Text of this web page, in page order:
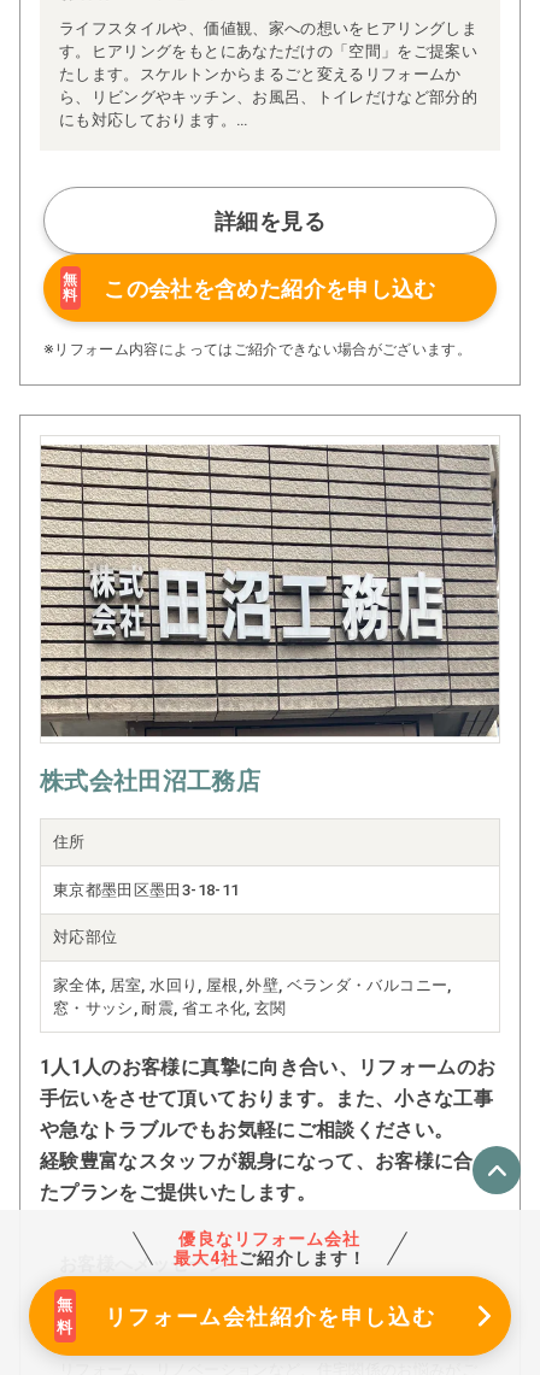
ライフスタイルや、価値観、家への想いをヒアリングしま
す。ヒアリングをもとにあなただけの「空間」をご提案い
たします。スケルトンからまるごと変えるリフォームか
ら、リビングやキッチン、お風呂、トイレだけなど部分的
にも対応しております。
をつくります。
また家のことだけでなく素敵な庭を提供できるのもウメッ
クスの強みです。家族みんなが安心して暮らせる家。そん
な当たり前のことを真剣に考えて家創りをしています。
『家族を守れぬ家は家ではない』それをウメックスホーム
自慢の職人1人1人が使命を持ち安心・安全の家を創ってお
ります。
ウメックスホームの家は凶器にはなりません！
詳細を見る
無
料
この会社を含めた紹介を申し込む
※リフォーム内容によってはご紹介できない場合がございます。
株式会社田沼工務店
住所
東京都墨田区墨田3-18-11
対応部位
家全体, 居室, 水回り, 屋根, 外壁, ベランダ・バルコニー,
窓・サッシ, 耐震, 省エネ化, 玄関
1人1人のお客様に真摯に向き合い、リフォームのお
手伝いをさせて頂いております。また、小さな工事
や急なトラブルでもお気軽にご相談ください。
経験豊富なスタッフが親身になって、お客様に合っ
たプランをご提供いたします。
お客様へメッセージ
はじめまして、田沼工務店と申します。
数あるリフォーム会社の中から、ご覧いただきありがとう
ございます。
優良なリフォーム会社
最大4社ご紹介します！
リフォーム会社紹介を申し込む